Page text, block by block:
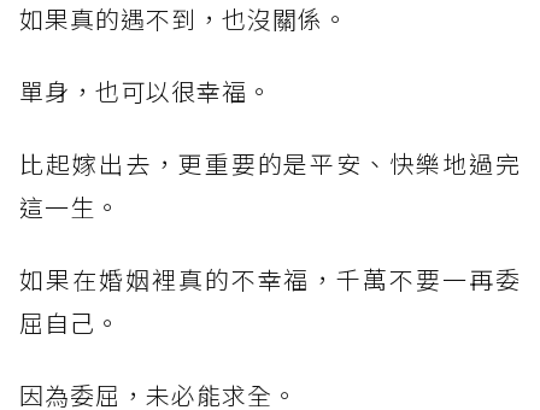
如果真的遇不到，也沒關係。
單身，也可以很幸福。
比起嫁出去，更重要的是平安、快樂地過完
這一生。
如果在婚姻裡真的不幸福，千萬不要一再委
屈自己。
因為委屈，未必能求全。